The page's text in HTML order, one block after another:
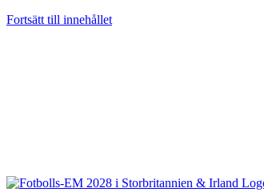
Fortsätt till innehållet